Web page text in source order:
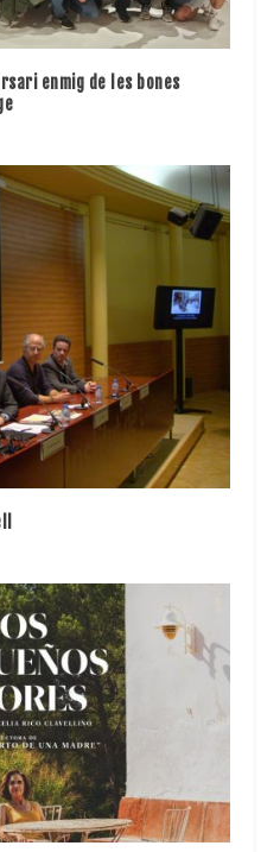
enmig de les bones